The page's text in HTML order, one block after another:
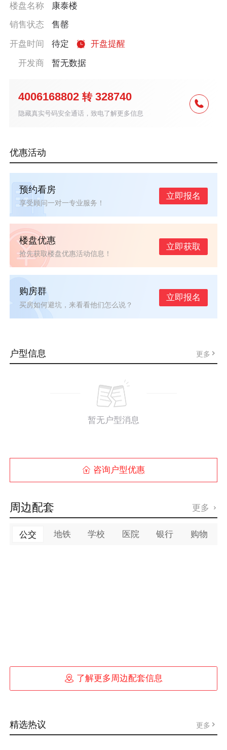
楼盘名称
康泰楼
销售状态
售罄
开盘时间
待定
开盘提醒
开发商
暂无数据
4006168802 转 328740
隐藏真实号码安全通话，致电了解更多信息
优惠活动
预约看房
享受顾问一对一专业服务！
立即报名
楼盘优惠
抢先获取楼盘优惠活动信息！
立即获取
购房群
买房如何避坑，来看看他们怎么说？
立即报名
户型信息 更多
暂无户型消息
 咨询户型优惠
周边配套 更多 
公交 地铁 学校 医院 银行 购物
 了解更多周边配套信息
精选热议 更多